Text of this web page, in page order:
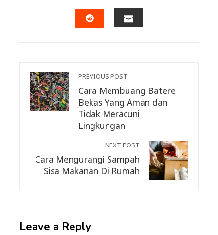
FACEBOOKTWITTERLINKEDIN
PREVIOUS POST
Cara Membuang Batere
Bekas Yang Aman dan
Tidak Meracuni
Lingkungan
NEXT POST
Cara Mengurangi Sampah
Sisa Makanan Di Rumah
Leave a Reply